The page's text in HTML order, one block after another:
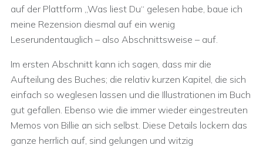
auf der Plattform „Was liest Du“ gelesen habe, baue ich
meine Rezension diesmal auf ein wenig
Leserundentauglich – also Abschnittsweise – auf.
Im ersten Abschnitt kann ich sagen, dass mir die
Aufteilung des Buches; die relativ kurzen Kapitel, die sich
einfach so weglesen lassen und die Illustrationen im Buch
gut gefallen. Ebenso wie die immer wieder eingestreuten
Memos von Billie an sich selbst. Diese Details lockern das
ganze herrlich auf, sind gelungen und witzig